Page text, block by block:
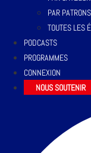
PAR
TOUTES LES
PODCASTS
PROGRAMMES
CONNEXION
NOUS SOUTENIR